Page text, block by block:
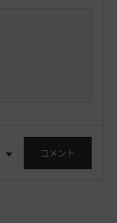
コメント